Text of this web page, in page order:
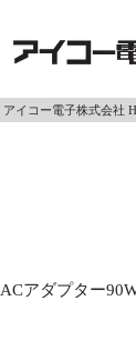
アイコー電子株式会社
ACアダプター